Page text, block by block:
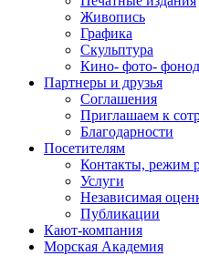
Живопись
Графика
Скульптура
Кино- фото-
Партнеры и друзья
Соглашения
Приглашаем к
Благодарности
Посетителям
Контакты, режим
Услуги
Независимая
Публикации
Кают-компания
Морская Академия